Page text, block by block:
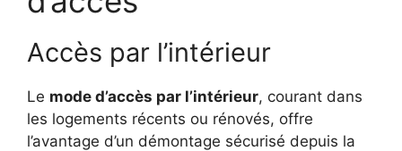
Accès par l’intérieur
Le mode d’accès par l’intérieur, courant dans
les logements récents ou rénovés, offre
l’avantage d’un démontage sécurisé depuis la